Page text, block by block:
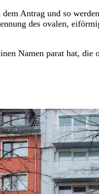
Antrag und so
des ovalen,
Namen parat hat, die